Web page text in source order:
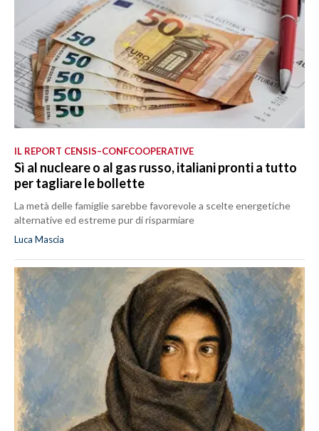
IL REPORT CENSIS–CONFCOOPERATIVE
Sì al nucleare o al gas russo, italiani pronti a tutto
per tagliare le bollette
La metà delle famiglie sarebbe favorevole a scelte energetiche
alternative ed estreme pur di risparmiare
Luca Mascia